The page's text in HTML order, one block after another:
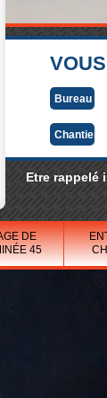
Bureau
Chantier
Etre rappelé
DE
45